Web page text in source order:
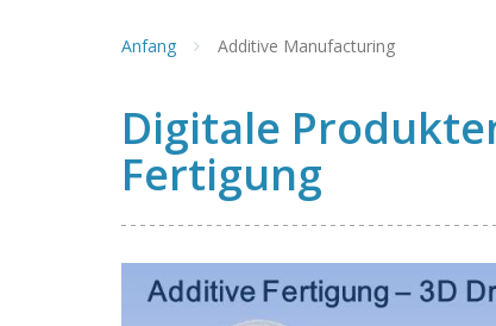
Anfang Additive Manufacturing
Digitale
Fertigung